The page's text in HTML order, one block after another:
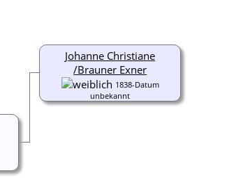
Johanne Christiane
/Brauner Exner
1838-Datum
unbekannt